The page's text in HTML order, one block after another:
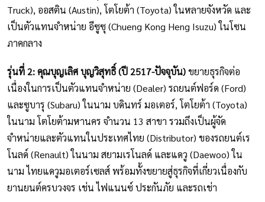
Truck), ออสติน (Austin), โตโยต้า (Toyota) ในหลายจังหวัด และ
เป็นตัวแทนจำหน่าย อีซูซุ (Chueng Kong Heng Isuzu) ในโซน
ภาคกลาง
รุ่นที่ 2: คุณบุญเลิศ บุญวิสุทธิ์ (ปี 2517-ปัจจุบัน)ขยายธุรกิจต่อ
เนื่องในการเป็นตัวแทนจำหน่าย (Dealer) รถยนต์ฟอร์ด (Ford)
และซูบารุ (Subaru) ในนาม บดินทร์ มอเตอร์, โตโยต้า (Toyota)
ในนาม โตโยต้ามหานคร จำนวน 13 สาขา รวมถึงเป็นผู้จัด
จำหน่ายและตัวแทนในประเทศไทย (Distributor) ของรถยนต์เร
โนลด์ (Renault) ในนาม สยามเรโนลด์ และแดวู (Daewoo) ใน
นาม ไทยแดวูมอเตอร์เซลส์ พร้อมทั้งขยายสู่ธุรกิจที่เกี่ยวเนื่องกับ
ยานยนต์ครบวงจร เช่น ไฟแนนซ์ ประกันภัย และรถเช่า